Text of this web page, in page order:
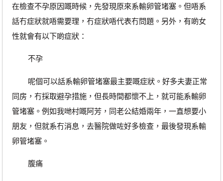
在檢查不孕原因嘅時候，先發現原來系輸卵管堵塞。但唔系
話冇症狀就唔需要理，冇症狀唔代表冇問題。另外，有啲女
性就會有以下啲症狀：
不孕
呢個可以話系輸卵管堵塞最主要嘅症狀。好多夫妻正常
同房，冇採取避孕措施，但長時間都懷不上，就可能系輸卵
管堵塞。例如我哋村嘅阿芳，同老公結婚兩年，一直想要小
朋友，但就系冇消息，去醫院做咗好多檢查，最後發現系輸
卵管堵塞。
腹痛